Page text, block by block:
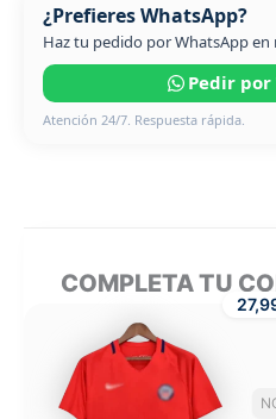
¿Prefieres WhatsApp?
Haz tu pedido por WhatsApp
Pedir por
Atención 24/7. Respuesta rápida.
COMPLETA TU